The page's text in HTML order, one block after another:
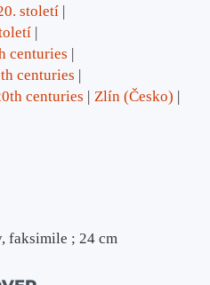
století
centuries
centuries
centuries
Zlín (Česko)
faksimile ; 24 cm